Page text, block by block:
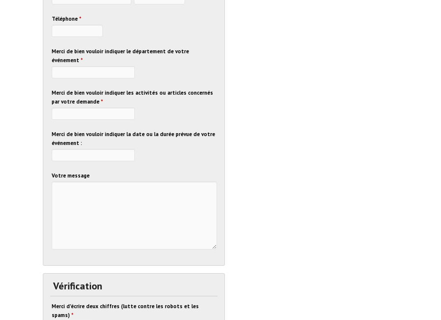
Téléphone*
Merci de bien vouloir indiquer le département de votre
événement*
Merci de bien vouloir indiquer les activités ou articles concernés
par votre demande*
Merci de bien vouloir indiquer la date ou la durée prévue de votre
événement :
Votre message
Vérification
Merci d'écrire deux chiffres (lutte contre les robots et les
spams)*